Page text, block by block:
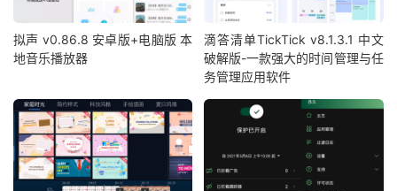
拟声 v0.86.8 安卓版+电脑版 本
地音乐播放器
滴答清单TickTick v8.1.3.1 中文
破解版-一款强大的时间管理与任
务管理应用软件